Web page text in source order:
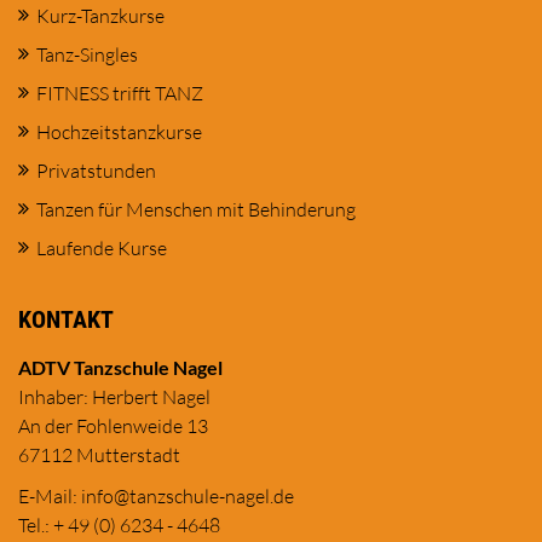
Kurz-Tanzkurse
Tanz-Singles
FITNESS trifft TANZ
Hochzeitstanzkurse
Privatstunden
Tanzen für Menschen mit Behinderung
Laufende Kurse
KONTAKT
ADTV Tanzschule Nagel
Inhaber: Herbert Nagel
An der Fohlenweide 13
67112 Mutterstadt
E-Mail: info@tanzschule-nagel.de
Tel.: + 49 (0) 6234 - 4648